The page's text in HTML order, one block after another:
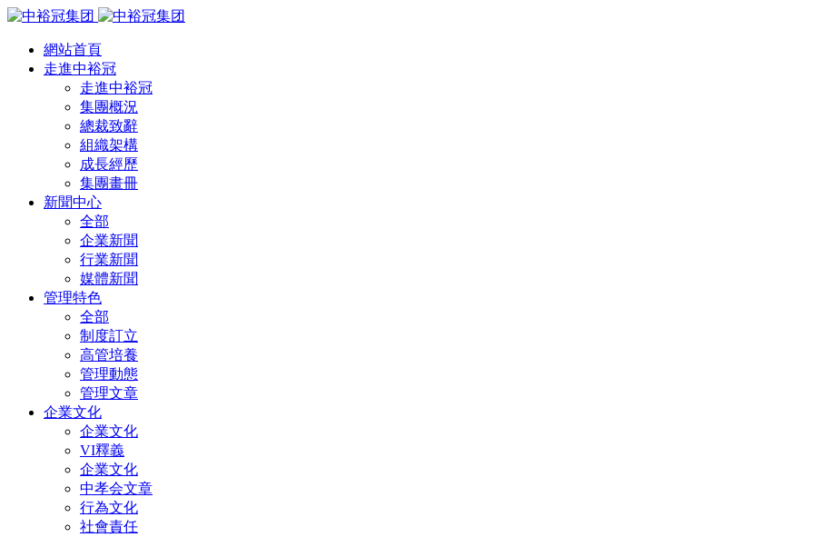
網站首頁
走進中裕冠
走進中裕冠
集團概況
總裁致辭
組織架構
成長經歷
集團畫冊
新聞中心
全部
企業新聞
行業新聞
媒體新聞
管理特色
全部
制度訂立
高管培養
管理動態
管理文章
企業文化
企業文化
VI釋義
企業文化
中孝会文章
行為文化
社會責任